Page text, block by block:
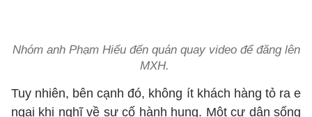
Nhóm anh Phạm Hiếu đến quán quay video để đăng lên
MXH.
Tuy nhiên, bên cạnh đó, không ít khách hàng tỏ ra e
ngại khi nghĩ về sự cố hành hung. Một cư dân sống